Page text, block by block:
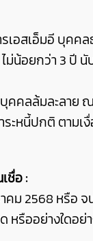
เอสเอ็มอี บุคค
ม่น้อยกว่า 3 ปี นั
บุคคลล้มละลาย
ระหนี้ปกติ ตามเ
ชื่อ :
คม 2568 หรือ จ
หรืออย่างใดอ